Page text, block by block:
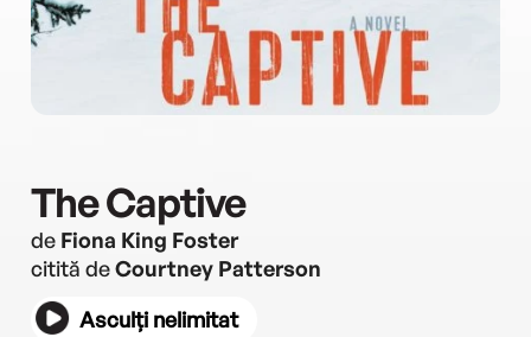
The Captive
de Fiona King Foster
citită deCourtney Patterson
Asculți nelimitat